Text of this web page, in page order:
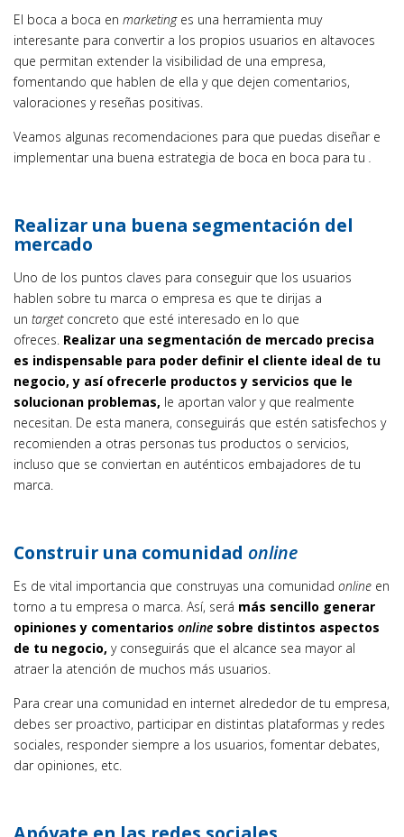
El boca a boca en marketinges una herramienta muy
interesante para convertir a los propios usuarios en altavoces
que permitan extender la visibilidad de una empresa,
fomentando que hablen de ella y que dejen comentarios,
valoraciones y reseñas positivas.
Veamos algunas recomendaciones para que puedas diseñar e
implementar una buena estrategia de boca en boca para tu .
Realizar una buena segmentación del
mercado
Uno de los puntos claves para conseguir que los usuarios
hablen sobre tu marca o empresa es que te dirijas a
un targetconcreto que esté interesado en lo que
ofreces. Realizar una segmentación de mercado precisa
es indispensable para poder definir el cliente ideal de tu
negocio, y así ofrecerle productos y servicios que le
solucionan problemas, le aportan valor y que realmente
necesitan. De esta manera, conseguirás que estén satisfechos y
recomienden a otras personas tus productos o servicios,
incluso que se conviertan en auténticos embajadores de tu
marca.
Construir una comunidad online
Es de vital importancia que construyas una comunidad online en
torno a tu empresa o marca. Así, será más sencillo generar
opiniones y comentarios online sobre distintos aspectos
de tu negocio, y conseguirás que el alcance sea mayor al
atraer la atención de muchos más usuarios.
Para crear una comunidad en internet alrededor de tu empresa,
debes ser proactivo, participar en distintas plataformas y redes
sociales, responder siempre a los usuarios, fomentar debates,
dar opiniones, etc.